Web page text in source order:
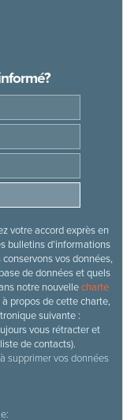
votre accord exprès en
bulletins d’informations
vos données,
de données et quels
notre nouvellecharte
propos de cette charte,
suivante :
vous rétracter et
de contacts).
supprimer vos données